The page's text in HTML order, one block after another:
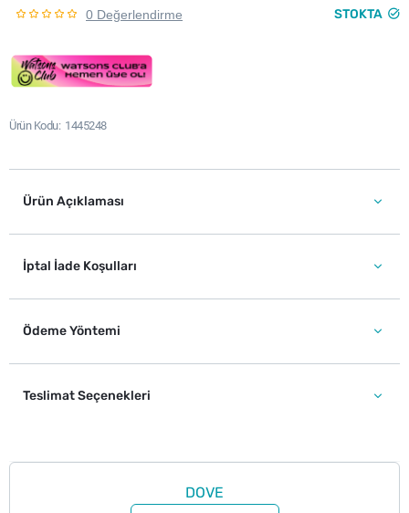
0 Değerlendirme STOKTA
Ürün Kodu 1445248
Ürün Açıklaması
İptal İade Koşulları
Ödeme Yöntemi
Teslimat Seçenekleri
DOVE